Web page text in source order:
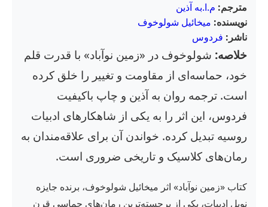
مترجم: م.ا.به آذین
نویسنده: میخائیل شولوخوف
ناشر: فردوس
خلاصه: شولوخوف در «زمین نوآباد» با قدرت قلم
خود، حماسه‌ای از مقاومت و تغییر را خلق کرده
است. ترجمه روان به آذین و چاپ باکیفیت
فردوس، این اثر را به یکی از شاهکارهای ادبیات
روسیه تبدیل کرده. خواندن آن برای علاقه‌مندان به
رمان‌های کلاسیک و تاریخی ضروری است.
کتاب «زمین نوآباد» اثر میخائیل شولوخوف، برنده جایزه
نوبل ادبیات، یکی از برجسته‌ترین رمان‌های حماسی قرن